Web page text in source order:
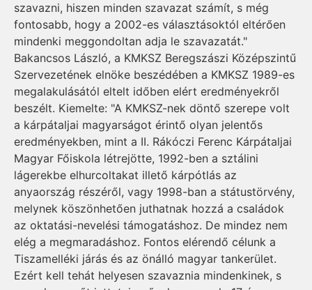
szavazni, hiszen minden szavazat számít, s még
fontosabb, hogy a 2002-es választásoktól eltérően
mindenki meggondoltan adja le szavazatát."
Bakancsos László, a KMKSZ Beregszászi Középszintű
Szervezetének elnöke beszédében a KMKSZ 1989-es
megalakulásától eltelt időben elért eredményekről
beszélt. Kiemelte: "A KMKSZ-nek döntő szerepe volt
a kárpátaljai magyarságot érintő olyan jelentős
eredményekben, mint a II. Rákóczi Ferenc Kárpátaljai
Magyar Főiskola létrejötte, 1992-ben a sztálini
lágerekbe elhurcoltakat illető kárpótlás az
anyaország részéről, vagy 1998-ban a státustörvény,
melynek köszönhetően juthatnak hozzá a családok
az oktatási-nevelési támogatáshoz. De mindez nem
elég a megmaradáshoz. Fontos elérendő célunk a
Tiszamelléki járás és az önálló magyar tankerület.
Ezért kell tehát helyesen szavaznia mindenkinek, s